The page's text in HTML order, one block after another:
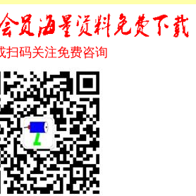
扫码关注免费咨询